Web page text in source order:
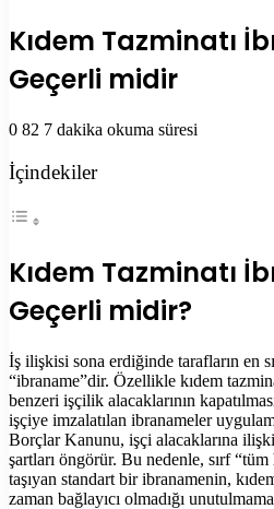
Kıdem Tazminatı
Geçerli midir
0 82 7 dakika okuma süresi
İçindekiler
Kıdem Tazminatı
Geçerli midir?
İş ilişkisi sona erdiğinde tarafların en
“ibraname”dir. Özellikle kıdem
benzeri işçilik alacaklarının
işçiye imzalatılan ibranameler
Borçlar Kanunu, işçi alacaklarına
şartları öngörür. Bu nedenle, sırf “tüm
taşıyan standart bir ibranamenin,
zaman bağlayıcı olmadığı